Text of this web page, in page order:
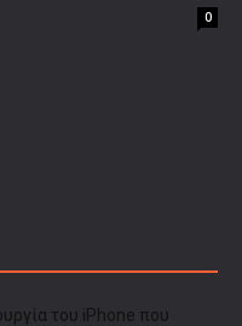
0
του iPhone που